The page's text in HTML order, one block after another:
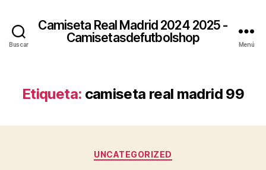
Buscar
Camiseta Real Madrid 2024 2025 -
Camisetasdefutbolshop
Menú
Etiqueta: camiseta real madrid 99
Categorías
UNCATEGORIZED